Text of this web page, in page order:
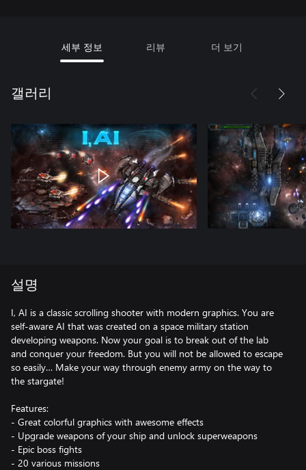
세부 정보 리뷰 더 보기
갤러리
설명
I, AI is a classic scrolling shooter with modern graphics. You are
self-aware AI that was created on a space military station
developing weapons. Now your goal is to break out of the lab
and conquer your freedom. But you will not be allowed to escape
so easily… Make your way through enemy army on the way to
the stargate!
Features:
- Great colorful graphics with awesome effects
- Upgrade weapons of your ship and unlock superweapons
- Epic boss fights
- 20 various missions